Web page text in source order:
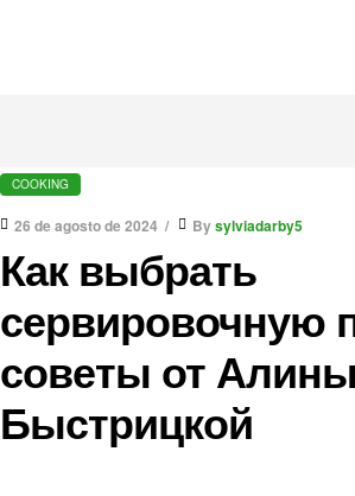
COOKING
26 de agosto de 2024 Bysylviadarby5
Как выбрать
сервировочную
советы от Алины
Быстрицкой